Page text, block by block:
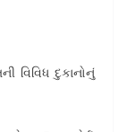
વિવિધ દુકાનોનું